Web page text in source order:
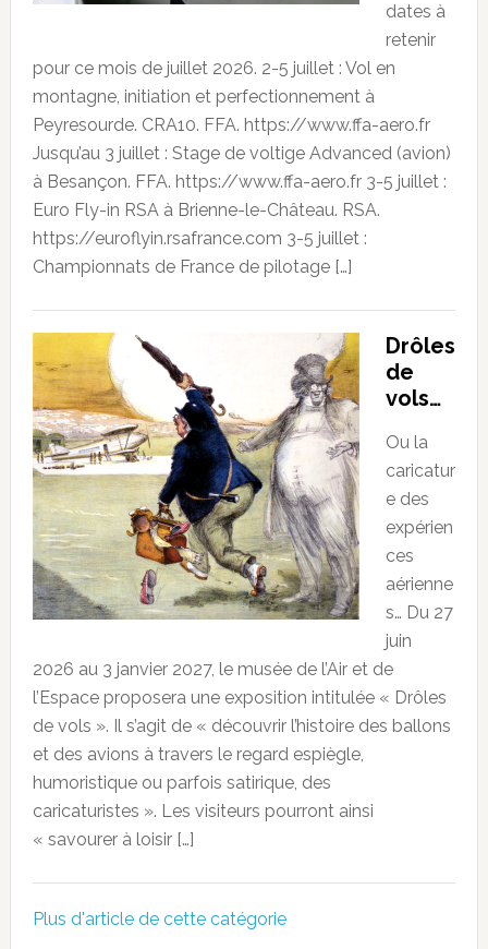
dates à
retenir
pour ce mois de juillet 2026. 2-5 juillet : Vol en
montagne, initiation et perfectionnement à
Peyresourde. CRA10. FFA. https://www.ffa-aero.fr
Jusqu’au 3 juillet : Stage de voltige Advanced (avion)
à Besançon. FFA. https://www.ffa-aero.fr 3-5 juillet :
Euro Fly-in RSA à Brienne-le-Château. RSA.
https://euroflyin.rsafrance.com 3-5 juillet :
Championnats de France de pilotage […]
Drôles
de
vols…
Ou la
caricatur
e des
expérien
ces
aérienne
s… Du 27
juin
2026 au 3 janvier 2027, le musée de l’Air et de
l’Espace proposera une exposition intitulée « Drôles
de vols ». Il s’agit de « découvrir l’histoire des ballons
et des avions à travers le regard espiègle,
humoristique ou parfois satirique, des
caricaturistes ». Les visiteurs pourront ainsi
« savourer à loisir […]
Plus d'article de cette catégorie